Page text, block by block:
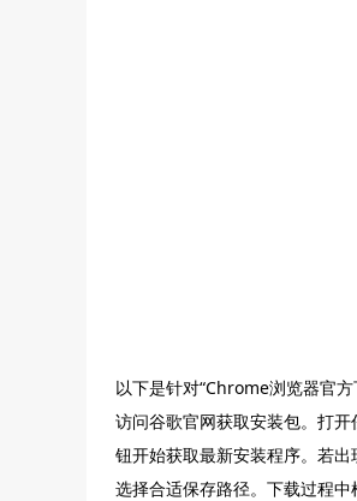
以下是针对“Chrome浏览器官
访问谷歌官网获取安装包。打
钮开始获取最新安装程序。若
选择合适保存路径。下载过程